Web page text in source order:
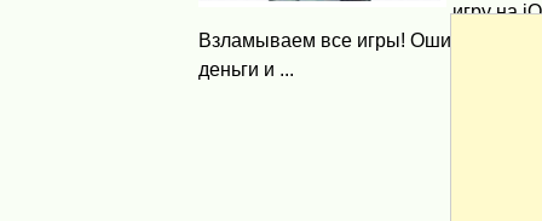
игру на
Взламываем все игры! Ошибка
деньги и ...